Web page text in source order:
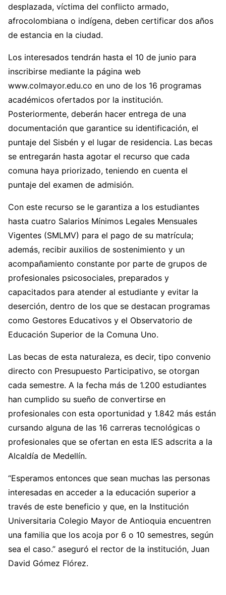
desplazada, víctima del conflicto armado,
afrocolombiana o indígena, deben certificar dos años
de estancia en la ciudad.
Los interesados tendrán hasta el 10 de junio para
inscribirse mediante la página web
www.colmayor.edu.co en uno de los 16 programas
académicos ofertados por la institución.
Posteriormente, deberán hacer entrega de una
documentación que garantice su identificación, el
puntaje del Sisbén y el lugar de residencia. Las becas
se entregarán hasta agotar el recurso que cada
comuna haya priorizado, teniendo en cuenta el
puntaje del examen de admisión.
Con este recurso se le garantiza a los estudiantes
hasta cuatro Salarios Mínimos Legales Mensuales
Vigentes (SMLMV) para el pago de su matrícula;
además, recibir auxilios de sostenimiento y un
acompañamiento constante por parte de grupos de
profesionales psicosociales, preparados y
capacitados para atender al estudiante y evitar la
deserción, dentro de los que se destacan programas
como Gestores Educativos y el Observatorio de
Educación Superior de la Comuna Uno.
Las becas de esta naturaleza, es decir, tipo convenio
directo con Presupuesto Participativo, se otorgan
cada semestre. A la fecha más de 1.200 estudiantes
han cumplido su sueño de convertirse en
profesionales con esta oportunidad y 1.842 más están
cursando alguna de las 16 carreras tecnológicas o
profesionales que se ofertan en esta IES adscrita a la
Alcaldía de Medellín.
“Esperamos entonces que sean muchas las personas
interesadas en acceder a la educación superior a
través de este beneficio y que, en la Institución
Universitaria Colegio Mayor de Antioquia encuentren
una familia que los acoja por 6 o 10 semestres, según
sea el caso.” aseguró el rector de la institución, Juan
David Gómez Flórez.